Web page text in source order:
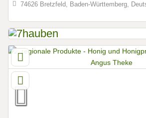
74626 Bretzfeld, Baden-Württemberg,